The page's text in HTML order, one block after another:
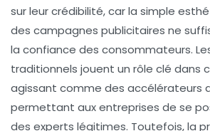
sur leurcrédibilité, car la simple
des campagnes publicitaires ne
la confiance des consommateurs.
traditionnels jouent un rôle clé dans
agissant comme des accélérateurs
permettant aux entreprises de se
des experts légitimes. Toutefois, la